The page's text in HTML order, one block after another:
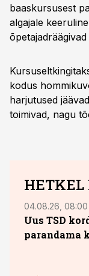
baaskursusest
algajale
kodus
harjutused
toimivad, nagu
04.08.26, 08:00
Uus TSD
parandama